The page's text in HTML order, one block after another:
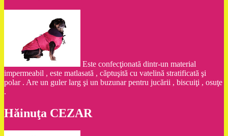
Este confecţionată dintr-un material
impermeabil , este matlasată , căptuşită cu vatelină stratificată şi
polar . Are un guler larg şi un buzunar pentru jucării , biscuiţi , osuţe
.
Hăinuţa CEZAR